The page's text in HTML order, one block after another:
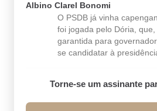
Albino Clarel Bonomi
O PSDB já vinha
foi jogada pelo Dória,
garantida para
se candidatar à
Torne-se um assinante